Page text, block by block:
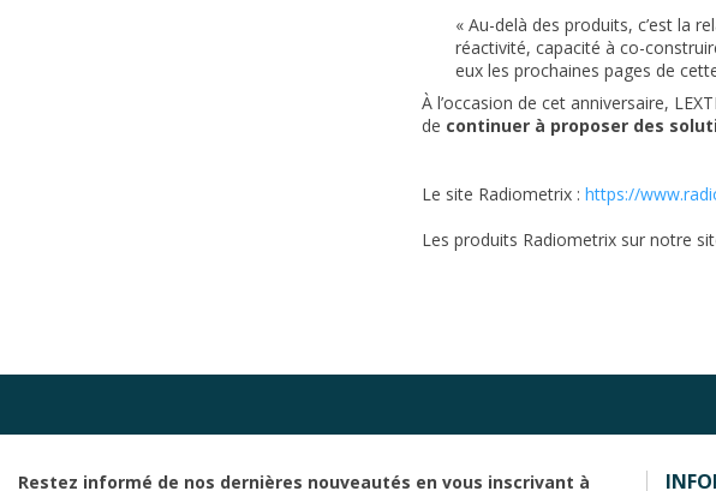
« Au-delà des produits, c’est la
réactivité, capacité à co-
eux les prochaines pages de
À l’occasion de cet anniversaire,
de continuer à proposer des
Le site Radiometrix : https://
Les produits Radiometrix sur notre
Restez informé de nos dernières nouveautés en vous inscrivant à